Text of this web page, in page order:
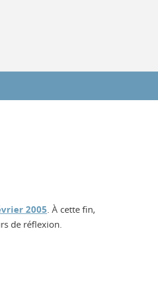
2005. À cette fin,
de réflexion.